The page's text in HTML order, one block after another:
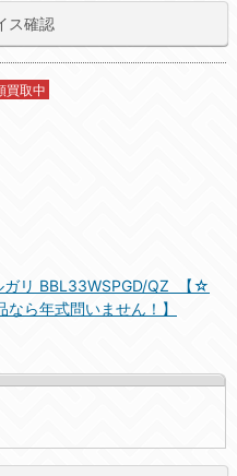
ス確認
買取中
ガリ BBL33WSPGD/QZ 【☆
ら年式問いません！】